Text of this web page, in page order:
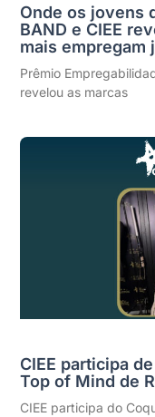
Onde os jovens
BAND e CIEE
mais empregam
Prêmio
revelou as marcas
CIEE participa
Top of Mind de
CIEE participa do